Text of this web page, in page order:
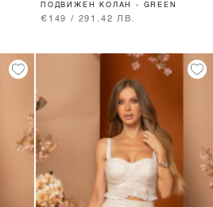
ПОДВИЖЕН КОЛАН - GREEN
€149 / 291.42 ЛВ.